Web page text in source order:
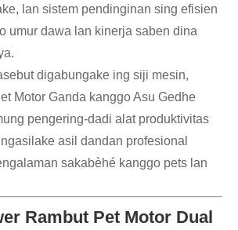
lan sistem pendinginan sing efisien
umur dawa lan kinerja saben dina
digabungake ing siji mesin,
Motor Ganda kanggo Asu Gedhe
pengering-dadi alat produktivitas
asil dandan profesional
sakabèhé kanggo pets lan
Rambut Pet Motor Dual